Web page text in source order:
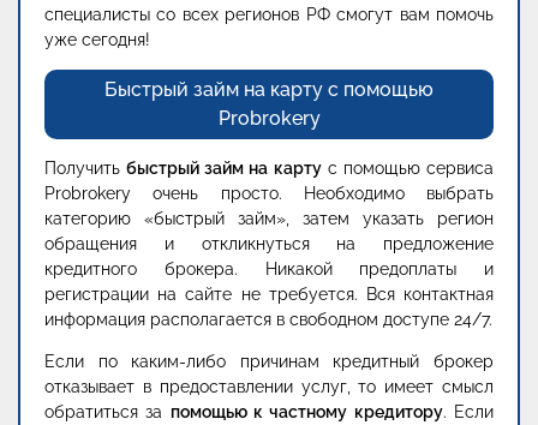
специалисты со всех регионов РФ смогут вам помочь
уже сегодня!
Быстрый займ на карту с помощью
Probrokery
Получитьбыстрый займ на картус помощью сервиса
Probrokery очень просто. Необходимо выбрать
категорию «быстрый займ», затем указать регион
обращения и откликнуться на предложение
кредитного брокера. Никакой предоплаты и
регистрации на сайте не требуется. Вся контактная
информация располагается в свободном доступе 24/7.
Если по каким-либо причинам кредитный брокер
отказывает в предоставлении услуг, то имеет смысл
обратиться за помощью к частному кредитору. Если